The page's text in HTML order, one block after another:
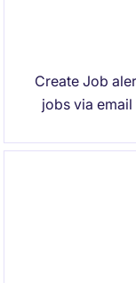
Create Job
jobs via